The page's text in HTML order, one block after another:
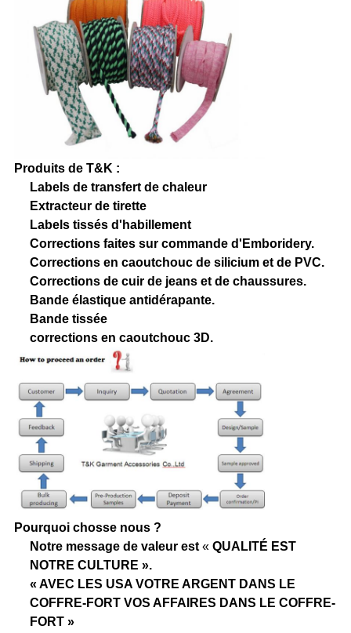
Produits de T&K :
Labels de transfert de chaleur
Extracteur de tirette
Labels tissés d'habillement
Corrections faites sur commande d'Emboridery.
Corrections en caoutchouc de silicium et de PVC.
Corrections de cuir de jeans et de chaussures.
Bande élastique antidérapante.
Bande tissée
corrections en caoutchouc 3D.
Pourquoi chosse nous ?
Notre message de valeur est« QUALITÉ EST
NOTRE CULTURE ».
« AVEC LES USA VOTRE ARGENT DANS LE
COFFRE-FORT VOS AFFAIRES DANS LE COFFRE-
FORT »